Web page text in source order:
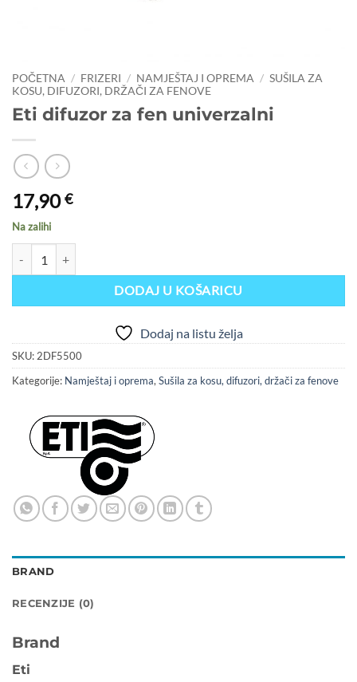
POČETNA / FRIZERI / NAMJEŠTAJ I OPREMA / SUŠILA ZA
KOSU, DIFUZORI, DRŽAČI ZA FENOVE
Eti difuzor za fen univerzalni
17,90€
Na zalihi
DODAJ U KOŠARICU
Dodaj na listu želja
SKU: 2DF5500
Kategorije: Namještaj i oprema, Sušila za kosu, difuzori, držači za fenove
BRAND
RECENZIJE (0)
Brand
Eti